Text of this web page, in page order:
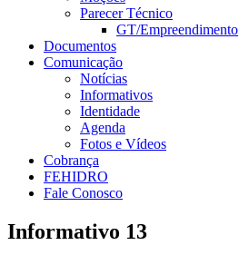
Parecer Técnico
GT/Empreendimento
Documentos
Comunicação
Notícias
Informativos
Identidade
Agenda
Fotos e Vídeos
Cobrança
FEHIDRO
Fale Conosco
Informativo 13